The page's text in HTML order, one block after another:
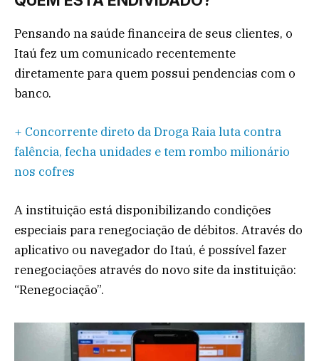
Pensando na saúde financeira de seus clientes, o
Itaú fez um comunicado recentemente
diretamente para quem possui pendencias com o
banco.
+ Concorrente direto da Droga Raia luta contra
falência, fecha unidades e tem rombo milionário
nos cofres
A instituição está disponibilizando condições
especiais para renegociação de débitos. Através do
aplicativo ou navegador do Itaú, é possível fazer
renegociações através do novo site da instituição:
“Renegociação”.